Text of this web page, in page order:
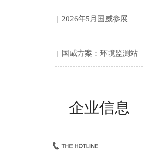
2026年5月国威参展
国威方案：环境监测站‌
企业信息